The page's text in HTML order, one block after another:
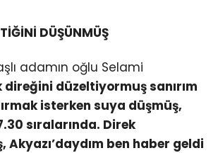
DÜŞÜNMÜŞ
adamın oğlu Selami
direğini düzeltiyormuş sanırım
isterken suya düşmüş,
sıralarında. Direk
Akyazı’daydım ben haber geldi